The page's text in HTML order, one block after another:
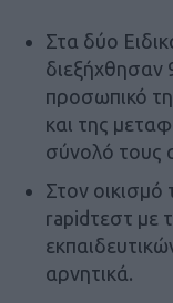
Στα δύο
διεξήχθησαν
προσωπικό
και της
σύνολό τους
Στον
rapidτεστ με
αρνητικά.